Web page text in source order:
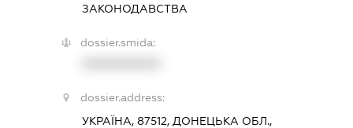
ЗАКОНОДАВСТВА
dossier.smida:
dossier.address:
УКРАЇНА, 87512, ДОНЕЦЬКА ОБЛ.,